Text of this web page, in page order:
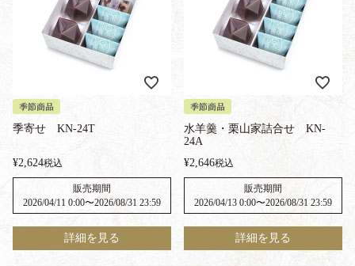
季節商品
季寄せ KN-24T
¥2,624税込
販売期間
2026/04/11 0:00〜2026/08/31 23:59
詳細を見る
季節商品
水羊羹・栗山家詰合せ KN-
24A
¥2,646税込
販売期間
2026/04/13 0:00〜2026/08/31 23:59
詳細を見る